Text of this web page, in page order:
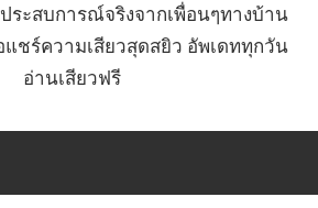
ระสบการณ์จริงจากเพื่อนๆทางบ้าน
แชร์ความเสียวสุดสยิว อัพเดททุกวัน
อ่านเสียวฟรี